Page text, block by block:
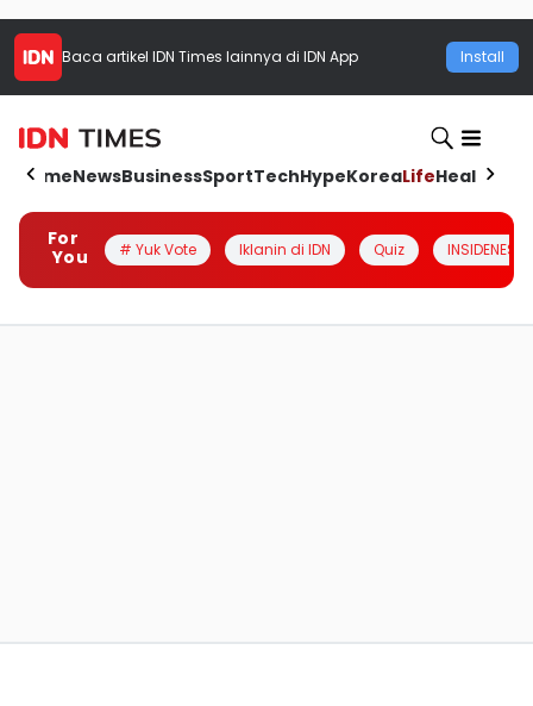
Baca artikel IDN Times lainnya di IDN App Install
HomeNewsBusinessSportTechHypeKoreaLifeHealth
For
You
# Yuk Vote Iklanin di IDN Quiz INSIDENESIA